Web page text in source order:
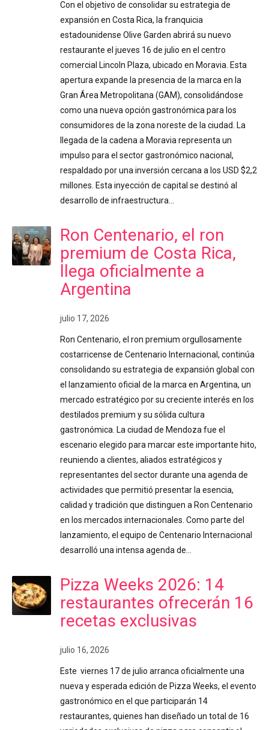
Con el objetivo de consolidar su estrategia de
expansión en Costa Rica, la franquicia
estadounidense Olive Garden abrirá su nuevo
restaurante el jueves 16 de julio en el centro
comercial Lincoln Plaza, ubicado en Moravia. Esta
apertura expande la presencia de la marca en la
Gran Área Metropolitana (GAM), consolidándose
como una nueva opción gastronómica para los
consumidores de la zona noreste de la ciudad. La
llegada de la cadena a Moravia representa un
impulso para el sector gastronómico nacional,
respaldado por una inversión cercana a los USD $2,2
millones. Esta inyección de capital se destinó al
desarrollo de infraestructura…
Ron Centenario, el ron
premium de Costa Rica,
llega oficialmente a
Argentina
julio 17, 2026
Ron Centenario, el ron premium orgullosamente
costarricense de Centenario Internacional, continúa
consolidando su estrategia de expansión global con
el lanzamiento oficial de la marca en Argentina, un
mercado estratégico por su creciente interés en los
destilados premium y su sólida cultura
gastronómica. La ciudad de Mendoza fue el
escenario elegido para marcar este importante hito,
reuniendo a clientes, aliados estratégicos y
representantes del sector durante una agenda de
actividades que permitió presentar la esencia,
calidad y tradición que distinguen a Ron Centenario
en los mercados internacionales. Como parte del
lanzamiento, el equipo de Centenario Internacional
desarrolló una intensa agenda de…
Pizza Weeks 2026: 14
restaurantes ofrecerán 16
recetas exclusivas
julio 16, 2026
Este viernes 17 de julio arranca oficialmente una
nueva y esperada edición de Pizza Weeks, el evento
gastronómico en el que participarán 14
restaurantes, quienes han diseñado un total de 16